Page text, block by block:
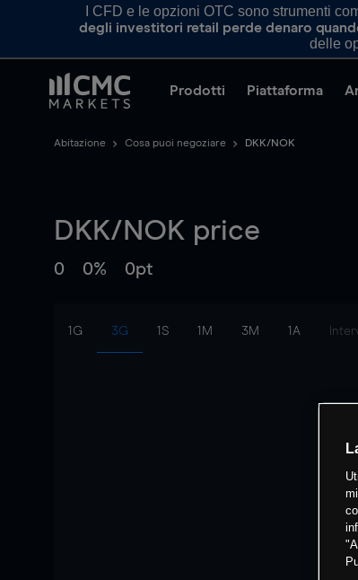
I CFD e le opzioni OTC sono strumenti
degli investitori retail perde denaro
delle
Prodotti Piattaforma
Abitazione Cosa puoi negoziare DKK/NOK
DKK/NOK price
0 0% 0pt
1G 3G 1S 1M 3M 1A